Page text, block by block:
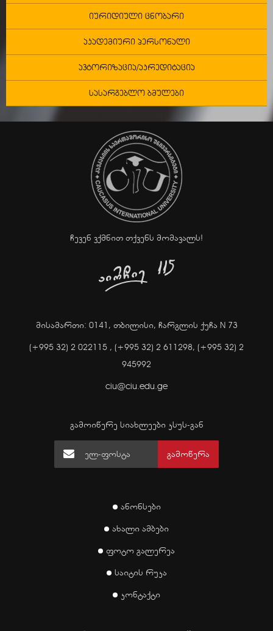
იურიდიული ცნობარი
აკადემიური პერსონალი
ავტორიზაცია/აკრედიტაცია
სასარგებლო ბმულები
ჩევენ ვქმნით თქვენს მომავალს!
მისამართი: 0141, თბილისი, ჩარგლის ქუჩა N 73
(+995 32) 2 022115 , (+995 32) 2 611298, (+995 32) 2
945992
ciu@ciu.edu.ge
გამოიწერე სიახლეები კსუს-გან
გამოწერა
ანონსები
ახალი ამბები
ფოტო გალერეა
საიტის რუკა
კონტაქტი